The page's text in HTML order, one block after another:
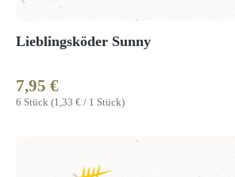
Lieblingsköder Sunny
6 Stück (1,33 € / 1 Stück)
Regulärer Preis:
7,95 €